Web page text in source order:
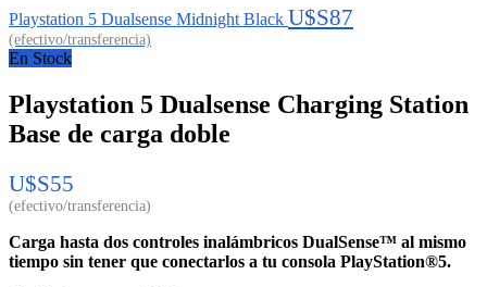
Playstation 5 Dualsense Midnight Black U$S87
En Stock
Playstation 5 Dualsense Charging Station
Base de carga doble
U$S55
Carga hasta dos controles inalámbricos DualSense™ al mismo
tiempo sin tener que conectarlos a tu consola PlayStation®5.